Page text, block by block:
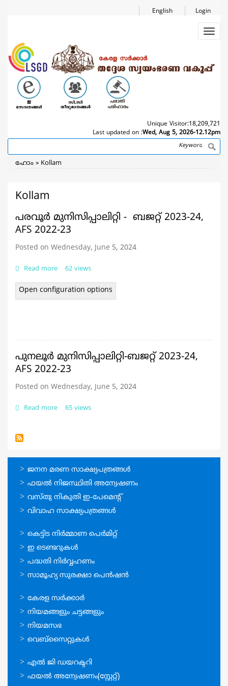
Login
English
Unique Visitor:18,209,721
Last updated on :Wed, Aug 5, 2026-12.12pm
Search
Breadcrumb
ഹോം Kollam
Kollam
പരവൂർ മുനിസിപ്പാലിറ്റി - ബജറ്റ് 2023-24,
AFS 2022-23
Posted on Wednesday, June 5, 2024
Read more about
-
23
62 views
Open configuration options
പുനലൂർ മുനിസിപ്പാലിറ്റി-ബജറ്റ് 2023-24,
AFS 2022-23
Posted on Wednesday, June 5, 2024
Read more about
2022-
23
65 views
ഓണ്‍ലൈന്‍
സേവനങ്ങള്‍
ജനന മരണ സാക്ഷ്യപത്രങ്ങള്‍
ഫയല്‍ നിജസ്ഥിതി അന്വേഷണം
വസ്തു നികുതി ഇ-പേമെന്റ്
വിവാഹ സാക്ഷ്യപത്രങ്ങള്‍
ഓണ്‍ലൈന്‍
സേവനങ്ങള്‍
കെട്ടിട നിര്‍മ്മാണ പെര്‍മിറ്റ്‌
ഇ ടെണ്ടറുകള്‍
പദ്ധതി നിര്‍വ്വഹണം
സാമൂഹ്യ സുരക്ഷാ പെന്‍ഷന്‍
ഉപയോഗപ്രദമായ
കണ്ണികള്‍
കേരള സര്‍ക്കാര്‍
നിയമങ്ങളും ചട്ടങ്ങളും
നിയമസഭ
വെബ്സൈറ്റുകള്‍
ഉപയോഗപ്രദമായ
കണ്ണികള്‍
എല്‍ ജി ഡയറക്ടറി
ഫയല്‍ അന്വേഷണം(സ്റ്റേറ്റ്)